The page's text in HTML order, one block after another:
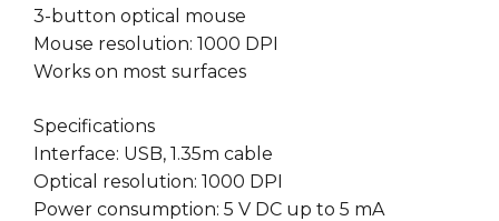
3-button optical mouse
Mouse resolution: 1000 DPI
Works on most surfaces
Specifications
Interface: USB, 1.35m cable
Optical resolution: 1000 DPI
Power consumption: 5 V DC up to 5 mA